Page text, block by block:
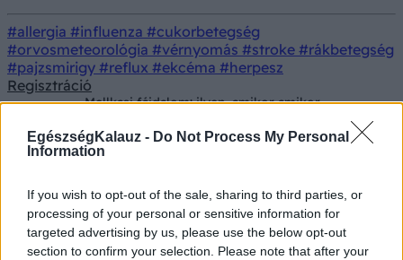
EgészségKalauz - Do Not Process My Personal
Information
If you wish to opt-out of the sale, sharing to third parties, or
processing of your personal or sensitive information for
targeted advertising by us, please use the below opt-out
section to confirm your selection. Please note that after your
#allergia #influenza #cukorbetegség
#orvosmeteorológia #vérnyomás #stroke #rákbetegség
#pajzsmirigy #reflux #ekcéma #herpesz
Regisztráció
Mellkasi fájdalom: ilyen, amikor amikor
szívinfarktusra emlékeztet, pedig a gyomorsav
okozza
amikor szívinfarktusra emlékeztet,
pedig a gyomorsav okozza